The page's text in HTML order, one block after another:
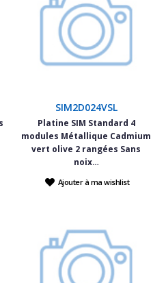
SIM2D024VSL
Platine SIM Standard 4
modules Métallique Cadmium
vert olive 2 rangées Sans
noix…
Ajouter à ma wishlist